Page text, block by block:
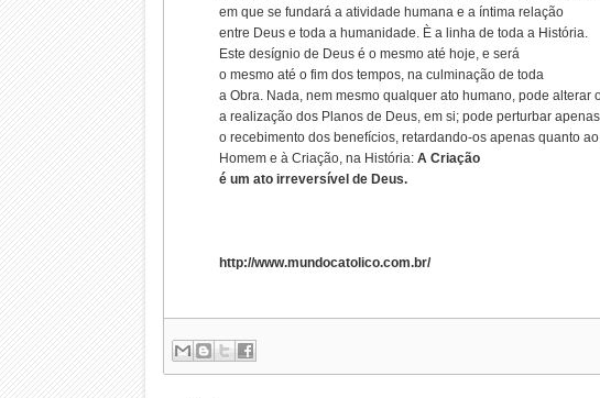
em que se fundará a atividade humana e a íntima relação
entre Deus e toda a humanidade. È a linha de toda a História.
Este desígnio de Deus é o mesmo até hoje, e será
o mesmo até o fim dos tempos, na culminação de toda
a Obra. Nada, nem mesmo qualquer ato humano, pode alterar
a realização dos Planos de Deus, em si; pode perturbar apenas
o recebimento dos benefícios, retardando-os apenas quanto
Homem e à Criação, na História:A Criação
é um ato irreversível de Deus.
http://www.mundocatolico.com.br/